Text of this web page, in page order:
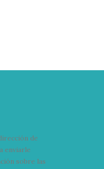
de
enviarle
sobre las